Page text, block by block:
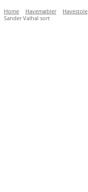
Home Havemøbler Havestole
Sander Valhal sort